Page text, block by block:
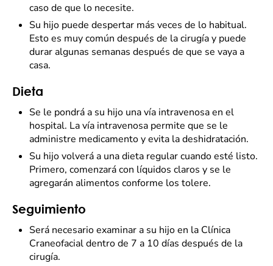
caso de que lo necesite.
Su hijo puede despertar más veces de lo habitual.
Esto es muy común después de la cirugía y puede
durar algunas semanas después de que se vaya a
casa.
Dieta
Se le pondrá a su hijo una vía intravenosa en el
hospital. La vía intravenosa permite que se le
administre medicamento y evita la deshidratación.
Su hijo volverá a una dieta regular cuando esté listo.
Primero, comenzará con líquidos claros y se le
agregarán alimentos conforme los tolere.
Seguimiento
Será necesario examinar a su hijo en la Clínica
Craneofacial dentro de 7 a 10 días después de la
cirugía.